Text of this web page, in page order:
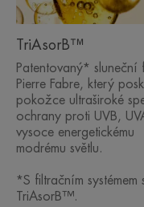
vynikající bází pod
Jeho vysoce
parfemace je
TEXTURA
TriAsorB™
Patentovaný* sluneční
Pierre Fabre, který
pokožce ultraširoké
ochrany proti UVB,
vysoce energetickému
modrému světlu.
*S filtračním systémem
TriAsorB™.